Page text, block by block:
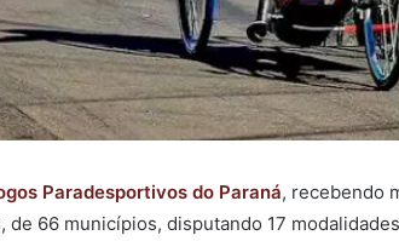
Paradesportivos do Paraná, recebendo
66 municípios, disputando 17